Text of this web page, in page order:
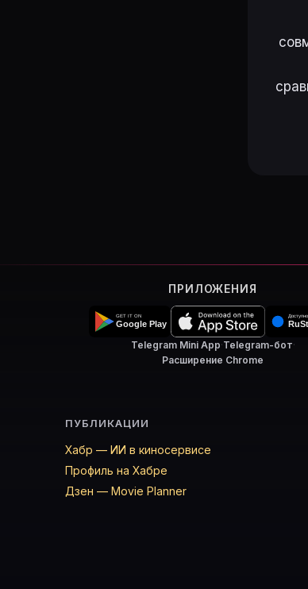
ПРИЛОЖЕНИЯ
Telegram Mini App·Telegram-бот·
Расширение Chrome
ПУБЛИКАЦИИ
Хабр — ИИ в киносервисе
Профиль на Хабре
Дзен — Movie Planner